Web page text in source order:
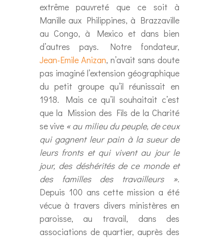
extrême pauvreté que ce soit à
Manille aux Philippines, à Brazzaville
au Congo, à Mexico et dans bien
d’autres pays. Notre fondateur,
Jean-Emile Anizan, n’avait sans doute
pas imaginé l’extension géographique
du petit groupe qu’il réunissait en
1918. Mais ce qu’il souhaitait c’est
que la Mission des Fils de la Charité
se vive « au milieu du peuple, de ceux
qui gagnent leur pain à la sueur de
leurs fronts et qui vivent au jour le
jour, des déshérités de ce monde et
des familles des travailleurs ».
Depuis 100 ans cette mission a été
vécue à travers divers ministères en
paroisse, au travail, dans des
associations de quartier, auprès des